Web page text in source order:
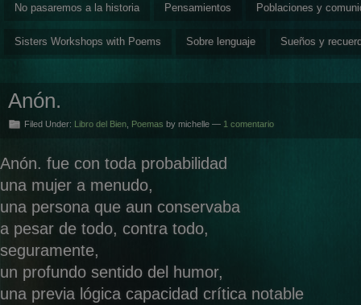
No pasaremos a la historia Pensamientos Poblaciones y
Sisters Workshops with Poems Sobre lenguaje Sueños y
Anón.
Filed Under: Libro del Bien Poemas by michelle — 1 comentario
Anón. fue con toda probabilidad
una mujer a menudo,
una persona que aun conservaba
a pesar de todo, contra todo,
seguramente,
un profundo sentido del humor,
una previa lógica capacidad crítica notable